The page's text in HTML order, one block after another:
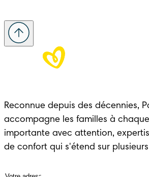
Reconnue depuis des décennies,
accompagne les familles à
importante avec attention,
de confort qui s'étend sur